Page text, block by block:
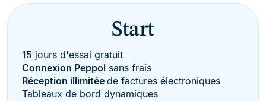
Start
15 jours d'essai gratuit
Connexion Peppol sans frais
Réception illimitée de factures électroniques
Tableaux de bord dynamiques